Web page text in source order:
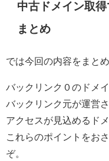
中古ドメイン取
まとめ
では今回の内容をまとめ
バックリンク０のドメ
バックリンク元が運営
アクセスが見込めるド
これらのポイントをお
ぞ。